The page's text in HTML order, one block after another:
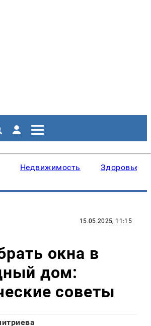
Недвижимость Здоровье
15.05.2025, 11:15
окна в
дом:
советы